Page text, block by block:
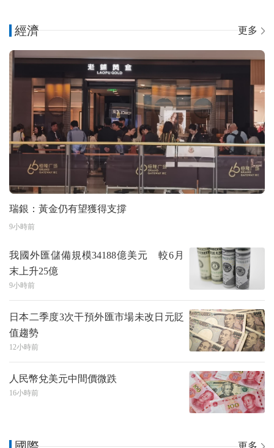
經濟 更多
瑞銀：黃金仍有望獲得支撐
9小時前
我國外匯儲備規模34188億美元 較6月
末上升25億
9小時前
日本二季度3次干預外匯市場未改日元貶
值趨勢
12小時前
人民幣兌美元中間價微跌
16小時前